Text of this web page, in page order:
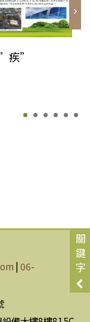
疾”
關
鍵
字
|06-